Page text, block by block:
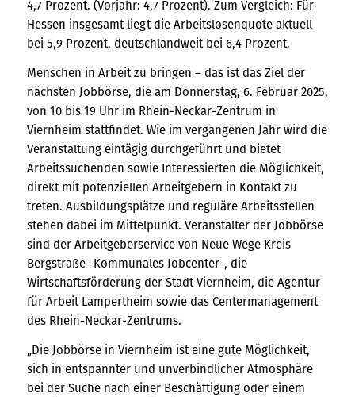
4,7 Prozent. (Vorjahr: 4,7 Prozent). Zum Vergleich: Für
Hessen insgesamt liegt die Arbeitslosenquote aktuell
bei 5,9 Prozent, deutschlandweit bei 6,4 Prozent.
Menschen in Arbeit zu bringen – das ist das Ziel der
nächsten Jobbörse, die am Donnerstag, 6. Februar 2025,
von 10 bis 19 Uhr im Rhein-Neckar-Zentrum in
Viernheim stattfindet. Wie im vergangenen Jahr wird die
Veranstaltung eintägig durchgeführt und bietet
Arbeitssuchenden sowie Interessierten die Möglichkeit,
direkt mit potenziellen Arbeitgebern in Kontakt zu
treten. Ausbildungsplätze und reguläre Arbeitsstellen
stehen dabei im Mittelpunkt. Veranstalter der Jobbörse
sind der Arbeitgeberservice von Neue Wege Kreis
Bergstraße -Kommunales Jobcenter-, die
Wirtschaftsförderung der Stadt Viernheim, die Agentur
für Arbeit Lampertheim sowie das Centermanagement
des Rhein-Neckar-Zentrums.
„Die Jobbörse in Viernheim ist eine gute Möglichkeit,
sich in entspannter und unverbindlicher Atmosphäre
bei der Suche nach einer Beschäftigung oder einem